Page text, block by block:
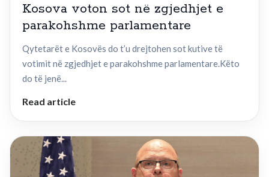
Kosova voton sot në zgjedhjet e
parakohshme parlamentare
Qytetarët e Kosovës do t’u drejtohen sot kutive të
votimit në zgjedhjet e parakohshme parlamentare.Këto
do të jenë...
Read article